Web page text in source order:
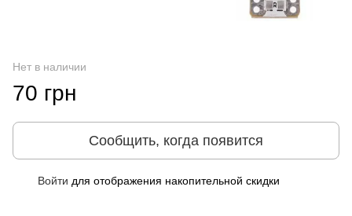
Нет в наличии
70 грн
Сообщить, когда появится
Войти для отображения накопительной скидки